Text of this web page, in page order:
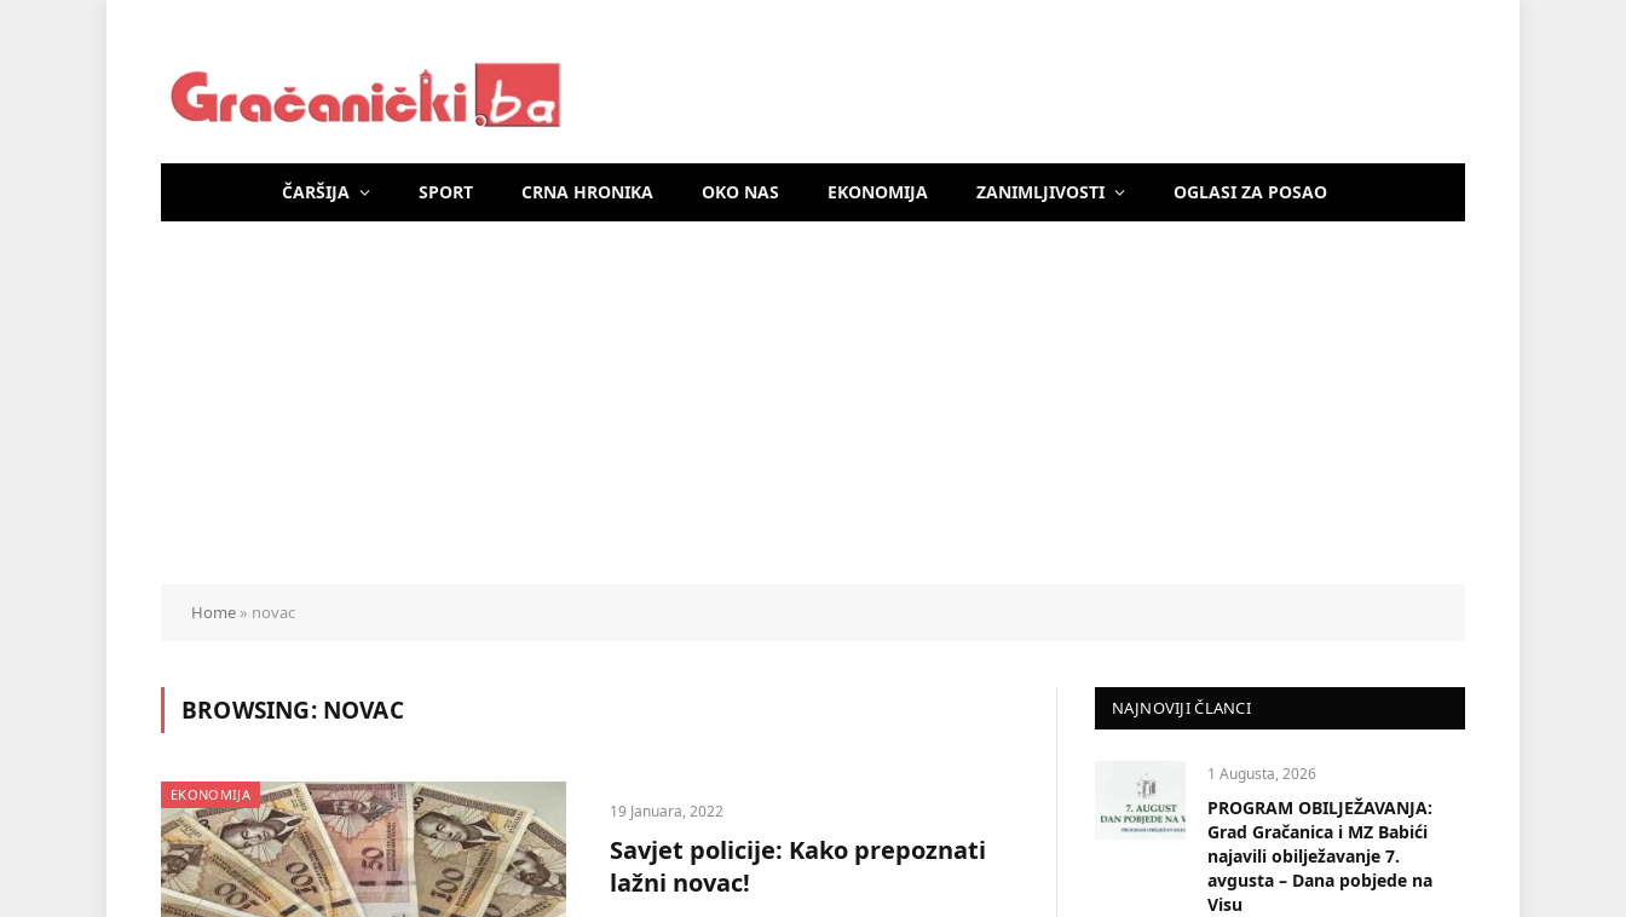
ČARŠIJA SPORT CRNA HRONIKA OKO NAS EKONOMIJA ZANIMLJIVOSTI OGLASI ZA POSAO
Home » novac
BROWSING: NOVAC
EKONOMIJA
19 Januara, 2022
Savjet policije: Kako prepoznati
lažni novac!
NAJNOVIJI ČLANCI
1 Augusta, 2026
PROGRAM OBILJEŽAVANJA:
Grad Gračanica i MZ Babići
najavili obilježavanje 7.
avgusta – Dana pobjede na
Visu